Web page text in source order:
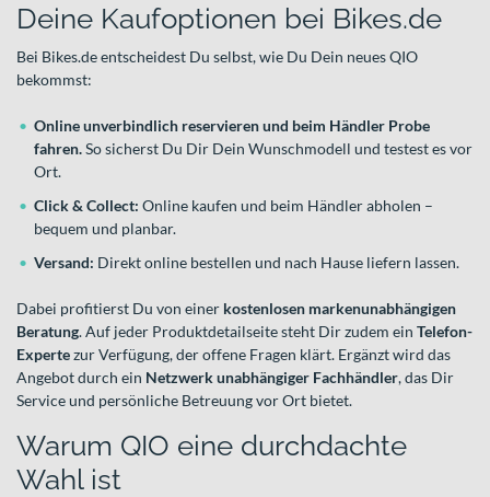
Deine Kaufoptionen bei Bikes.de
Bei Bikes.de entscheidest Du selbst, wie Du Dein neues QIO
bekommst:
Online unverbindlich reservieren und beim Händler Probe
fahren.So sicherst Du Dir Dein Wunschmodell und testest es vor
Ort.
Click & Collect: Online kaufen und beim Händler abholen –
bequem und planbar.
Versand: Direkt online bestellen und nach Hause liefern lassen.
Dabei profitierst Du von einer kostenlosen markenunabhängigen
Beratung. Auf jeder Produktdetailseite steht Dir zudem ein Telefon-
Expertezur Verfügung, der offene Fragen klärt. Ergänzt wird das
Angebot durch ein Netzwerk unabhängiger Fachhändler, das Dir
Service und persönliche Betreuung vor Ort bietet.
Warum QIO eine durchdachte
Wahl ist